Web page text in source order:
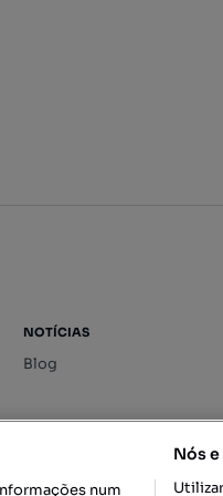
NOTÍCIAS
Blog
num
Nós